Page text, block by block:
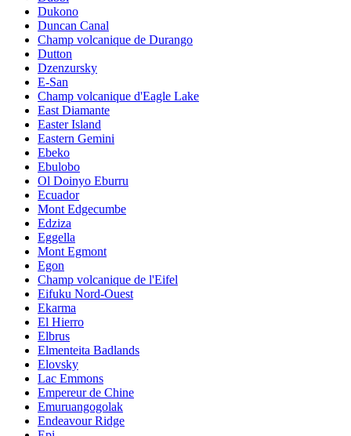
Dukono
Duncan Canal
Champ volcanique de Durango
Dutton
Dzenzursky
E-San
Champ volcanique d'Eagle Lake
East Diamante
Easter Island
Eastern Gemini
Ebeko
Ebulobo
Ol Doinyo Eburru
Ecuador
Mont Edgecumbe
Edziza
Eggella
Mont Egmont
Egon
Champ volcanique de l'Eifel
Eifuku Nord-Ouest
Ekarma
El Hierro
Elbrus
Elmenteita Badlands
Elovsky
Lac Emmons
Empereur de Chine
Emuruangogolak
Endeavour Ridge